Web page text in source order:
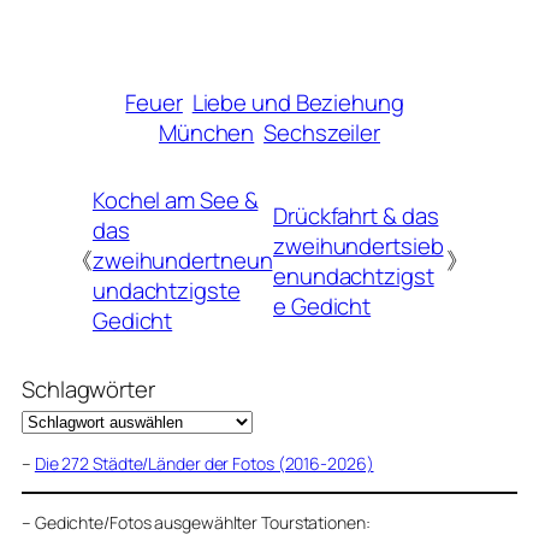
Feuer Liebe und Beziehung
München Sechszeiler
《
Kochel am See &
das
zweihundertneun
undachtzigste
Gedicht
Drückfahrt & das
zweihundertsieb
enundachtzigst
e Gedicht
》
Schlagwörter
– Die 272 Städte/Länder der Fotos (2016-2026)
– Gedichte/Fotos ausgewählter Tourstationen: